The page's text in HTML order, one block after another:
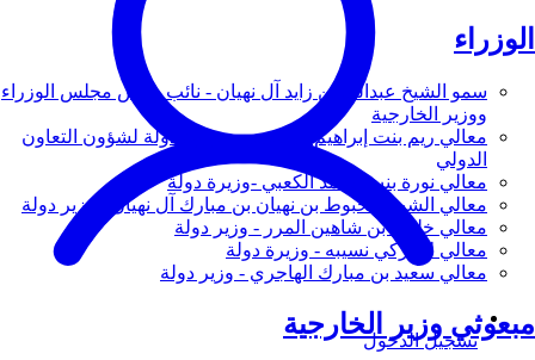
الوزراء
سمو الشيخ عبدالله بن زايد آل نهيان - نائب رئيس مجلس الوزراء
ووزير الخارجية
معالي ريم بنت إبراهيم الهاشمي - وزيرة دولة لشؤون التعاون
الدولي
معالي نورة بنت محمد الكعبي -وزيرة دولة
معالي الشيخ شخبوط بن نهيان بن مبارك آل نهيان - وزير دولة
معالي خليفة بن شاهين المرر - وزير دولة
معالي لانا زكي نسيبه - وزيرة دولة
معالي سعيد بن مبارك الهاجري - وزير دولة
مبعوثي وزير الخارجية
تسجيل الدخول